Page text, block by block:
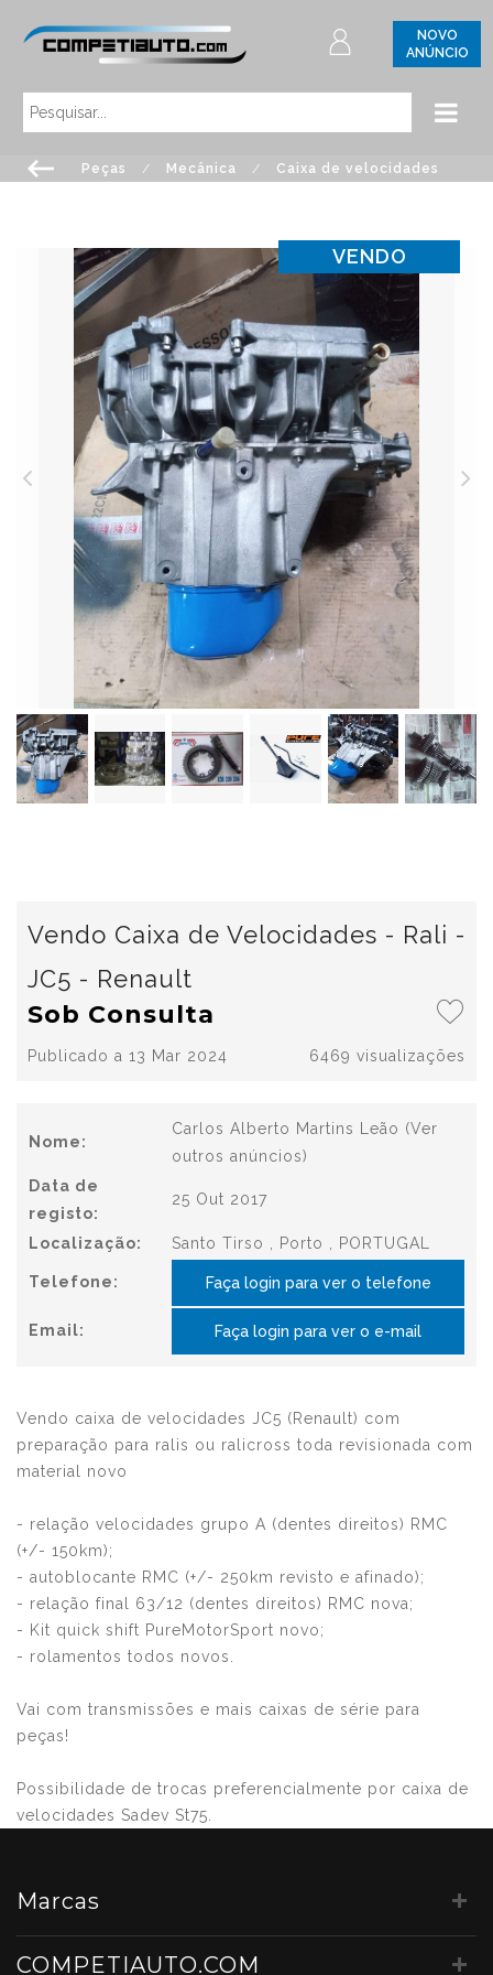
NOVO
ANÚNCIO
Peças / Mecânica / Caixa de velocidades
VENDO
Vendo Caixa de Velocidades - Rali -
JC5 - Renault
Sob Consulta
Publicado a 13 Mar 2024 6469 visualizações
Nome:
Carlos Alberto Martins Leão (Ver
outros anúncios)
Data de
registo:
25 Out 2017
Localização: Santo Tirso , Porto , PORTUGAL
Telefone: Faça login para ver o telefone
Email: Faça login para ver o e-mail
Vendo caixa de velocidades JC5 (Renault) com
preparação para ralis ou ralicross toda revisionada com
material novo
- relação velocidades grupo A (dentes direitos) RMC
(+/- 150km);
- autoblocante RMC (+/- 250km revisto e afinado);
- relação final 63/12 (dentes direitos) RMC nova;
- Kit quick shift PureMotorSport novo;
- rolamentos todos novos.
Vai com transmissões e mais caixas de série para
peças!
Possibilidade de trocas preferencialmente por caixa de
velocidades Sadev St75.
Marcas
COMPETIAUTO.COM